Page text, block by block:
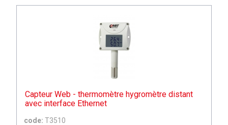
Capteur Web - thermomètre hygromètre distant
avec interface Ethernet
code: T3510